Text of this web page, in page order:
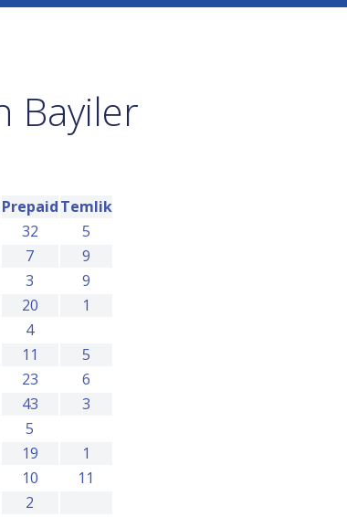
Bayiler
PrepaidTemlik
32
5
7
9
3
9
20
1
4
11
5
23
6
43
3
5
19
1
10
11
2